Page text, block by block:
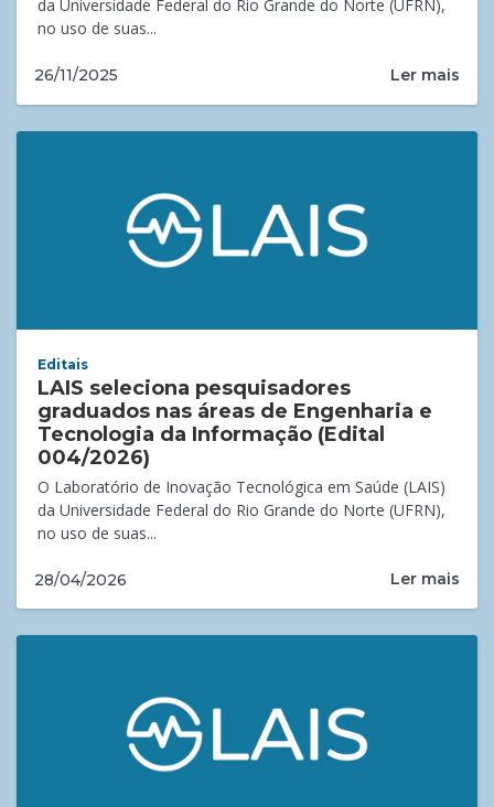
da Universidade Federal do Rio Grande do Norte (UFRN),
no uso de suas...
26/11/2025 Ler mais
Editais
LAIS seleciona pesquisadores
graduados nas áreas de Engenharia e
Tecnologia da Informação (Edital
004/2026)
O Laboratório de Inovação Tecnológica em Saúde (LAIS)
da Universidade Federal do Rio Grande do Norte (UFRN),
no uso de suas...
28/04/2026 Ler mais